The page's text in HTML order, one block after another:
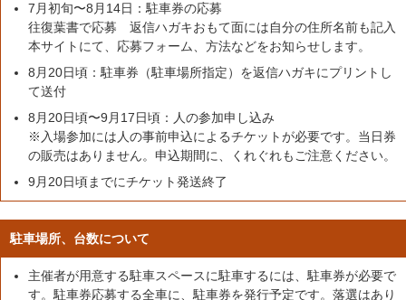
7月初旬〜8月14日：駐車券の応募
往復葉書で応募 返信ハガキおもて面には自分の住所名前も記入
本サイトにて、応募フォーム、方法などをお知らせします。
8月20日頃：駐車券（駐車場所指定）を返信ハガキにプリントし
て送付
8月20日頃〜9月17日頃：人の参加申し込み
※入場参加には人の事前申込によるチケットが必要です。当日券
の販売はありません。申込期間に、くれぐれもご注意ください。
9月20日頃までにチケット発送終了
駐車場所、台数について
主催者が用意する駐車スペースに駐車するには、駐車券が必要で
す。駐車券応募する全車に、駐車券を発行予定です。落選はあり